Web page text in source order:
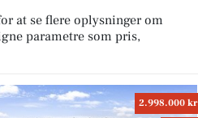
at se flere oplysninger om
parametre som pris,
2.998.000 kr